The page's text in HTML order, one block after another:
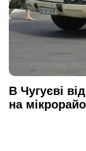
В Чугуєві
на